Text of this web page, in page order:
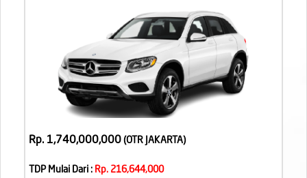
Rp. 1,740,000,000 (OTR JAKARTA)
TDP Mulai Dari : Rp. 216,644,000